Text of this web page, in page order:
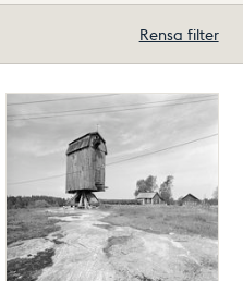
Rensa filter